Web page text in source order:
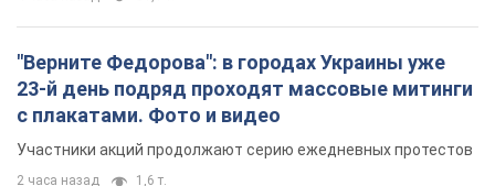
"Верните Федорова": в городах Украины уже
23-й день подряд проходят массовые митинги
с плакатами. Фото и видео
Участники акций продолжают серию ежедневных протестов
2 часа назад 1,6 т.